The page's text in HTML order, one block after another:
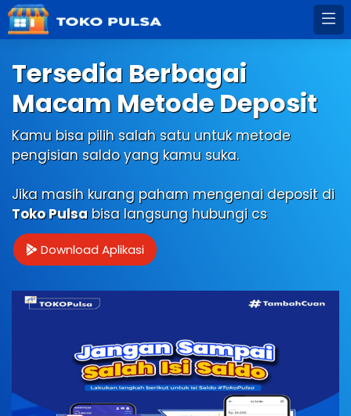
Tersedia Berbagai
Macam Metode Deposit
Kamu bisa pilih salah satu untuk metode
pengisian saldo yang kamu suka.
Jika masih kurang paham mengenai deposit di
Toko Pulsa bisa langsung hubungi cs
Download Aplikasi